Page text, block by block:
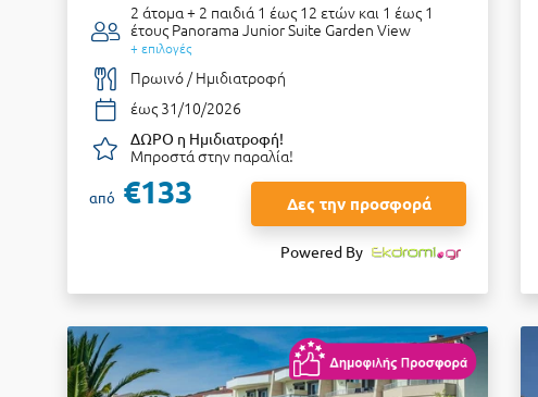
2 άτομα + 2 παιδιά 1 έως 12 ετών και 1 έως 1
έτους Panorama Junior Suite Garden View
+ επιλογές
Πρωινό / Ημιδιατροφή
έως 31/10/2026
ΔΩΡΟ η Ημιδιατροφή!
Μπροστά στην παραλία!
από €133 Δες την προσφορά
Powered By